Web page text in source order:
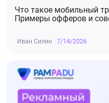
Что такое мобильный
Примеры офферов и
Иван Силин 7/14/2026